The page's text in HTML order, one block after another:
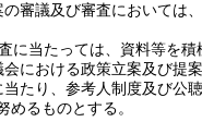
審議及び審査においては
に当たっては、資料等を
における政策立案及び提
たり、参考人制度及び公
めるものとする。